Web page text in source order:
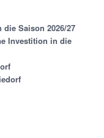
Saison 2026/27
Investition in die